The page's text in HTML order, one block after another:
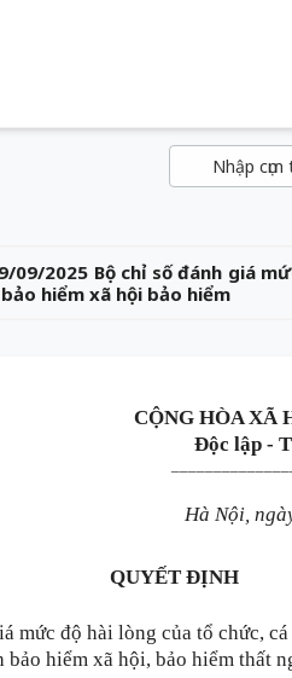
09/2025 Bộ chỉ số đánh giá
hiểm xã hội bảo hiểm
CỘNG HÒA XÃ
Độc lập -
Hà Nội,
QUYẾT ĐỊNH
mức độ hài lòng của tổ chức,
bảo hiểm xã hội, bảo hiểm thất